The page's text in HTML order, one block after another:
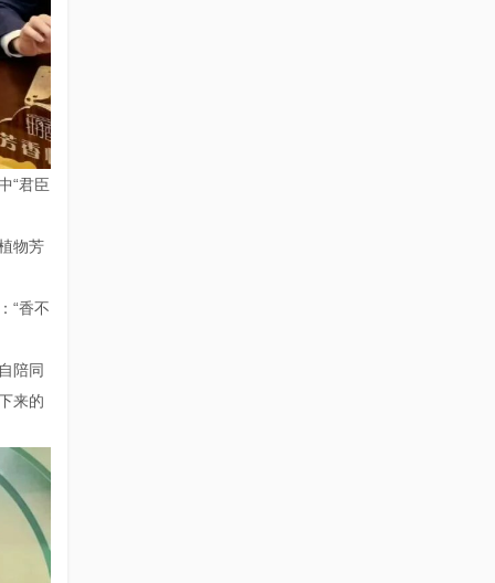
“君臣
物芳
“香不
陪同
来的